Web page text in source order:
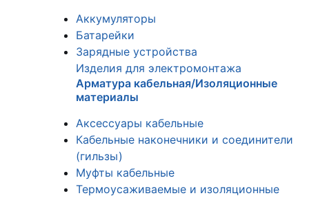
Аккумуляторы
Батарейки
Зарядные устройства
Изделия для электромонтажа
Арматура кабельная/Изоляционные
материалы
Аксессуары кабельные
Кабельные наконечники и соединители
(гильзы)
Муфты кабельные
Термоусаживаемые и изоляционные